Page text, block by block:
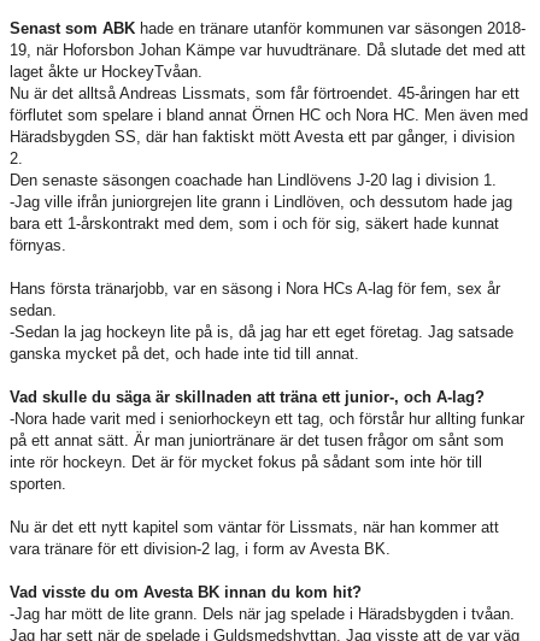
Senast som ABK hade en tränare utanför kommunen var säsongen 2018-
19, när Hoforsbon Johan Kämpe var huvudtränare. Då slutade det med att
laget åkte ur HockeyTvåan.
Nu är det alltså Andreas Lissmats, som får förtroendet. 45-åringen har ett
förflutet som spelare i bland annat Örnen HC och Nora HC. Men även med
Häradsbygden SS, där han faktiskt mött Avesta ett par gånger, i division
2.
Den senaste säsongen coachade han Lindlövens J-20 lag i division 1.
-Jag ville ifrån juniorgrejen lite grann i Lindlöven, och dessutom hade jag
bara ett 1-årskontrakt med dem, som i och för sig, säkert hade kunnat
förnyas.
Hans första tränarjobb, var en säsong i Nora HCs A-lag för fem, sex år
sedan.
-Sedan la jag hockeyn lite på is, då jag har ett eget företag. Jag satsade
ganska mycket på det, och hade inte tid till annat.
Vad skulle du säga är skillnaden att träna ett junior-, och A-lag?
-Nora hade varit med i seniorhockeyn ett tag, och förstår hur allting funkar
på ett annat sätt. Är man juniortränare är det tusen frågor om sånt som
inte rör hockeyn. Det är för mycket fokus på sådant som inte hör till
sporten.
Nu är det ett nytt kapitel som väntar för Lissmats, när han kommer att
vara tränare för ett division-2 lag, i form av Avesta BK.
Vad visste du om Avesta BK innan du kom hit?
-Jag har mött de lite grann. Dels när jag spelade i Häradsbygden i tvåan.
Jag har sett när de spelade i Guldsmedshyttan. Jag visste att de var väg